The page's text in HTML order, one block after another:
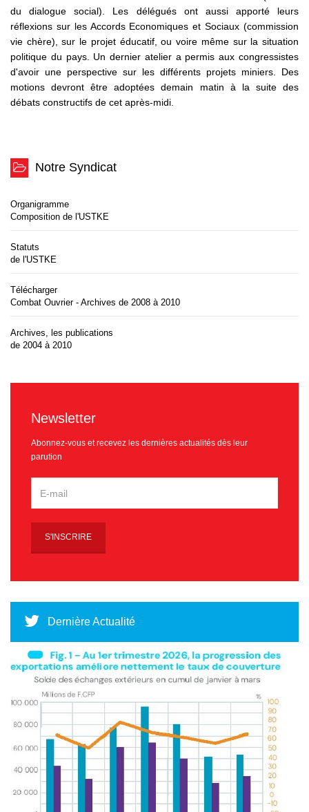
du dialogue social). Les délégués ont aussi apporté leurs
réflexions sur les Accords Economiques et Sociaux (commission
vie chère), sur le projet éducatif, ou voire même sur la situation
politique du pays. Un dernier atelier a permis aux congressistes
d'avoir une perspective sur les différents projets miniers. Des
motions devront être adoptées demain matin à la suite des
débats constructifs de cet après-midi.
Notre Syndicat
Organigramme
Composition de l'USTKE
Statuts
de l'USTKE
Télécharger
Combat Ouvrier - Archives de 2008 à 2010
Archives, les publications
de 2004 à 2010
Newsletter
Abonnez-vous et recevez les dernières actualités dès leur
parution
Dernière Actualité